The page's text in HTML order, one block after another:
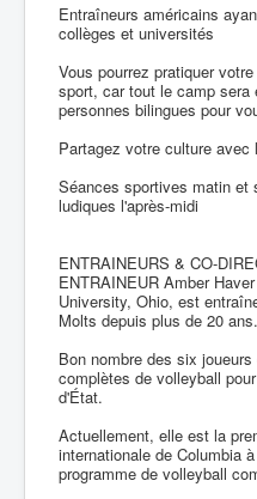
Entraîneurs américains
collèges et universités
Vous pourrez pratiquer
sport, car tout le camp sera
personnes bilingues pour
Partagez votre culture avec
Séances sportives matin
ludiques l'après-midi
ENTRAINEURS & CO-
ENTRAINEUR Amber
University, Ohio, est
Molts depuis plus de 20 ans.
Bon nombre des six
complètes de volleyball
d'État.
Actuellement, elle est la
internationale de Columbia
programme de volleyball